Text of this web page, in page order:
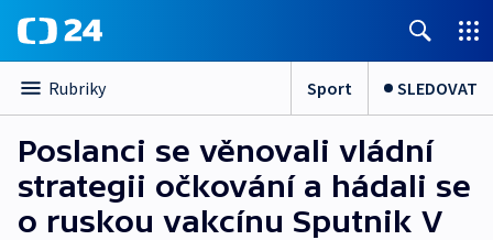
Rubriky Sport SLEDOVAT
Poslanci se věnovali vládní
strategii očkování a hádali se
o ruskou vakcínu Sputnik V